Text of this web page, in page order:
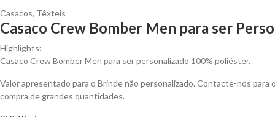
Casacos, Têxteis
Casaco Crew Bomber Men para ser
Highlights:
Casaco Crew Bomber Men para ser personalizado 100% poliéster.
Valor apresentado para o Brinde não personalizado. Contacte-nos para
compra de grandes quantidades.